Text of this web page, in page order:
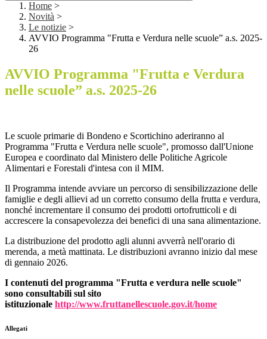
Home >
Novità >
Le notizie >
AVVIO Programma "Frutta e Verdura nelle scuole” a.s. 2025-
26
AVVIO Programma "Frutta e Verdura
nelle scuole” a.s. 2025-26
Le scuole primarie di Bondeno e Scortichino aderiranno al
Programma "Frutta e Verdura nelle scuole", promosso dall'Unione
Europea e coordinato dal Ministero delle Politiche Agricole
Alimentari e Forestali d'intesa con il MIM.
Il Programma intende avviare un percorso di sensibilizzazione delle
famiglie e degli allievi ad un corretto consumo della frutta e verdura,
nonché incrementare il consumo dei prodotti ortofrutticoli e di
accrescere la consapevolezza dei benefici di una sana alimentazione.
La distribuzione del prodotto agli alunni avverrà nell'orario di
merenda, a metà mattinata. Le distribuzioni avranno inizio dal mese
di gennaio 2026.
I contenuti del programma "Frutta e verdura nelle scuole"
sono consultabili sul sito
istituzionale http://www.fruttanellescuole.gov.it/home
Allegati